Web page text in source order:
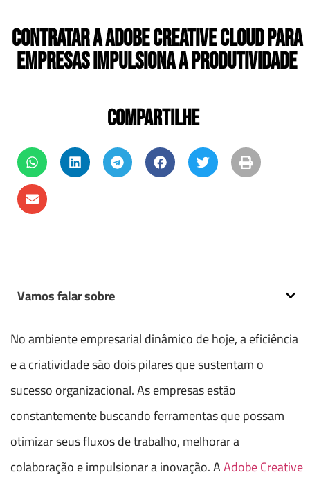
Contratar a Adobe Creative Cloud para
Empresas Impulsiona a Produtividade
COMPARTILHE
Vamos falar sobre
No ambiente empresarial dinâmico de hoje, a eficiência
e a criatividade são dois pilares que sustentam o
sucesso organizacional. As empresas estão
constantemente buscando ferramentas que possam
otimizar seus fluxos de trabalho, melhorar a
colaboração e impulsionar a inovação. AAdobe Creative